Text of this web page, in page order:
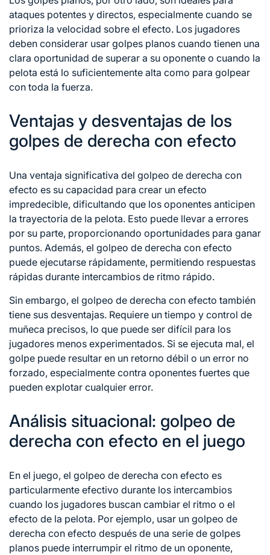
ataques potentes y directos, especialmente cuando se
prioriza la velocidad sobre el efecto. Los jugadores
deben considerar usar golpes planos cuando tienen una
clara oportunidad de superar a su oponente o cuando la
pelota está lo suficientemente alta como para golpear
con toda la fuerza.
Ventajas y desventajas de los
golpes de derecha con efecto
Una ventaja significativa del golpeo de derecha con
efecto es su capacidad para crear un efecto
impredecible, dificultando que los oponentes anticipen
la trayectoria de la pelota. Esto puede llevar a errores
por su parte, proporcionando oportunidades para ganar
puntos. Además, el golpeo de derecha con efecto
puede ejecutarse rápidamente, permitiendo respuestas
rápidas durante intercambios de ritmo rápido.
Sin embargo, el golpeo de derecha con efecto también
tiene sus desventajas. Requiere un tiempo y control de
muñeca precisos, lo que puede ser difícil para los
jugadores menos experimentados. Si se ejecuta mal, el
golpe puede resultar en un retorno débil o un error no
forzado, especialmente contra oponentes fuertes que
pueden explotar cualquier error.
Análisis situacional: golpeo de
derecha con efecto en el juego
En el juego, el golpeo de derecha con efecto es
particularmente efectivo durante los intercambios
cuando los jugadores buscan cambiar el ritmo o el
efecto de la pelota. Por ejemplo, usar un golpeo de
derecha con efecto después de una serie de golpes
planos puede interrumpir el ritmo de un oponente,